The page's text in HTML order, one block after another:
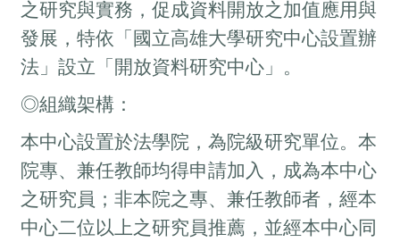
之研究與實務，促成資料開放之加值應用與
發展，特依「國立高雄大學研究中心設置辦
法」設立「開放資料研究中心」。
◎組織架構：
本中心設置於法學院，為院級研究單位。本
院專、兼任教師均得申請加入，成為本中心
之研究員；非本院之專、兼任教師者，經本
中心二位以上之研究員推薦，並經本中心同